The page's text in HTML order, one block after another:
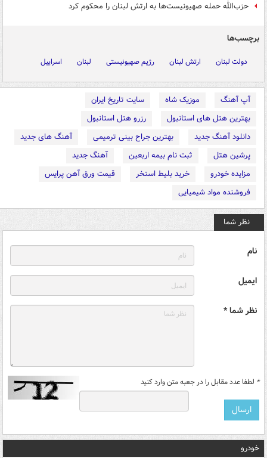
حزب‌الله حمله صهیونیست‌ها به ارتش لبنان را محکوم کرد
برچسب‌ها
دولت لبنان ارتش لبنان رژیم صهیونیستی لبنان اسراییل
آپ آهنگ موزیک شاه
سایت تاریخ ایران
بهترین هتل های استانبول
رزرو هتل استانبول
دانلود آهنگ جدید
بهترین جراح بینی ترمیمی
آهنگ های جدید
پرشین هتل
ثبت نام بیمه اربعین
آهنگ جدید
مزایده خودرو
خرید بلیط استخر
قیمت ورق آهن پرایس
فروشنده مواد شیمیایی
نظر شما
نام
ایمیل
نظر شما *
* لطفا عدد مقابل را در جعبه متن وارد کنید
خودرو